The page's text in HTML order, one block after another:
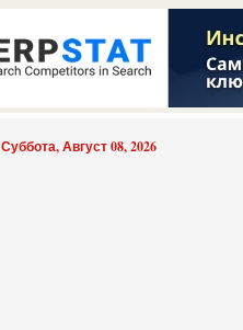
Суббота, Август 08, 2026